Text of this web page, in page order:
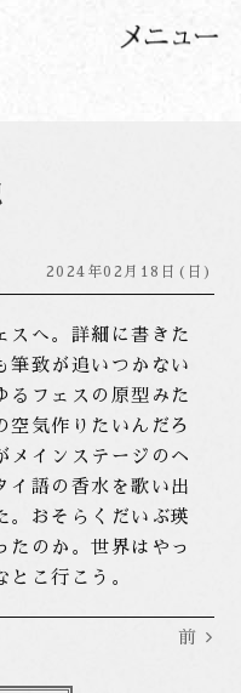
2024年02月18日(日)
スへ。詳細に書きた
筆致が追いつかない
るフェスの原型みた
空気作りたいんだろ
メインステージのヘ
イ語の香水を歌い出
。おそらくだいぶ瑛
たのか。世界はやっ
とこ行こう。
前